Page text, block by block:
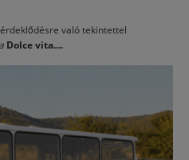
való tekintettel
a Dolce vita....